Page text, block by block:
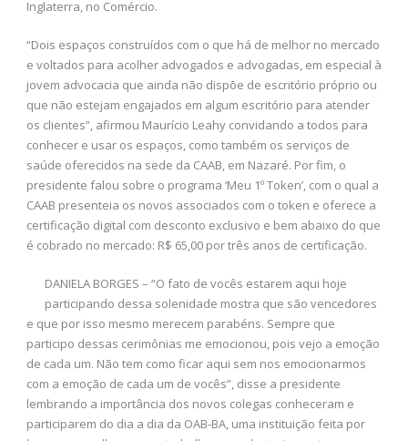
Inglaterra, no Comércio.
“Dois espaços construídos com o que há de melhor no mercado
e voltados para acolher advogados e advogadas, em especial à
jovem advocacia que ainda não dispõe de escritório próprio ou
que não estejam engajados em algum escritório para atender
os clientes”, afirmou Maurício Leahy convidando a todos para
conhecer e usar os espaços, como também os serviços de
saúde oferecidos na sede da CAAB, em Nazaré. Por fim, o
presidente falou sobre o programa ‘Meu 1º Token’, com o qual a
CAAB presenteia os novos associados com o token e oferece a
certificação digital com desconto exclusivo e bem abaixo do que
é cobrado no mercado: R$ 65,00 por três anos de certificação.
DANIELA BORGES – “O fato de vocês estarem aqui hoje
participando dessa solenidade mostra que são vencedores
e que por isso mesmo merecem parabéns. Sempre que
participo dessas cerimônias me emocionou, pois vejo a emoção
de cada um. Não tem como ficar aqui sem nos emocionarmos
com a emoção de cada um de vocês”, disse a presidente
lembrando a importância dos novos colegas conheceram e
participarem do dia a dia da OAB-BA, uma instituição feita por